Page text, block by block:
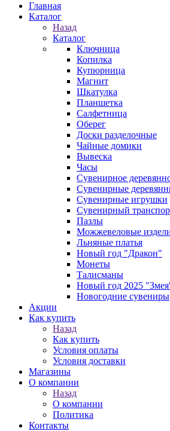
Главная
Каталог
Назад
Каталог
Ключница
Копилка
Купюрница
Магнит
Шкатулка
Планшетка
Салфетница
Оберег
Доски разделочные
Чайные домики
Вывеска
Часы
Сувенирное
Сувенирные
Сувенирные игрушки
Сувенирный
Пазлы
Можжевеловые
Льняные платья
Новый год "Дракон"
Монеты
Талисманы
Новый год 2025
Новогодние сувениры
Акции
Как купить
Назад
Как купить
Условия оплаты
Условия доставки
Магазины
О компании
Назад
О компании
Политика
Контакты